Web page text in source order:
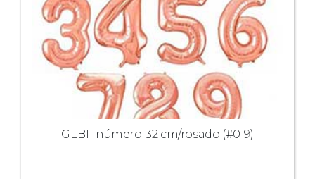
GLB1- número-32 cm/rosado (#0-9)